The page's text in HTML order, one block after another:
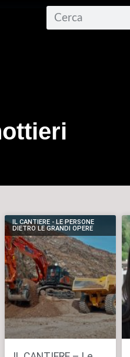
IL CANTIERE - LE PERSONE
DIETRO LE GRANDI OPERE